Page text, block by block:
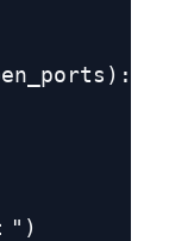
")